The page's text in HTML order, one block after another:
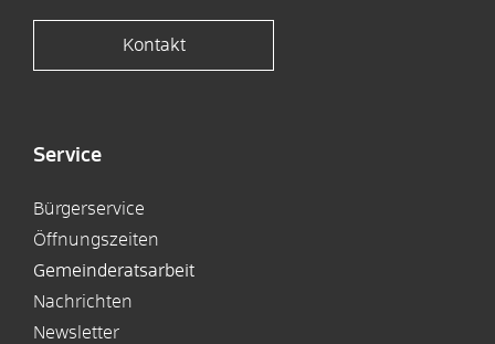
Kontakt
Service
Bürgerservice
Öffnungszeiten
Gemeinderatsarbeit
Nachrichten
Newsletter